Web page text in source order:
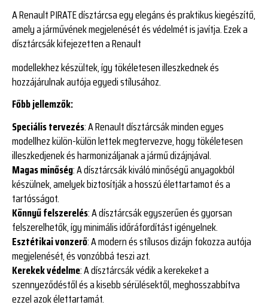
A Renault PIRATE dísztárcsa egy elegáns és praktikus kiegészítő,
amely a járművének megjelenését és védelmét is javítja. Ezek a
dísztárcsák kifejezetten a Renault
modellekhez készültek, így tökéletesen illeszkednek és
hozzájárulnak autója egyedi stílusához.
Főbb jellemzők:
Speciális tervezés: A Renault dísztárcsák minden egyes
modellhez külön-külön lettek megtervezve, hogy tökéletesen
illeszkedjenek és harmonizáljanak a jármű dizájnjával.
Magas minőség: A dísztárcsák kiváló minőségű anyagokból
készülnek, amelyek biztosítják a hosszú élettartamot és a
tartósságot.
Könnyű felszerelés: A dísztárcsák egyszerűen és gyorsan
felszerelhetők, így minimális időráfordítást igényelnek.
Esztétikai vonzerő: A modern és stílusos dizájn fokozza autója
megjelenését, és vonzóbbá teszi azt.
Kerekek védelme: A dísztárcsák védik a kerekeket a
szennyeződéstől és a kisebb sérülésektől, meghosszabbítva
ezzel azok élettartamát.